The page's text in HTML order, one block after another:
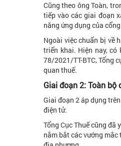
Cũng theo ông Toàn,
tiếp vào các giai đoạn
năng ứng dụng của
Ngoài việc chuẩn bị về
triển khai. Hiện nay, có
78/2021/TT-BTC, Tổng
quan thuế.
Giai đoạn 2: Toàn
Giai đoạn 2 áp dụng
điện tử.
Tổng Cục Thuế cũng đã
nắm bắt các vướng